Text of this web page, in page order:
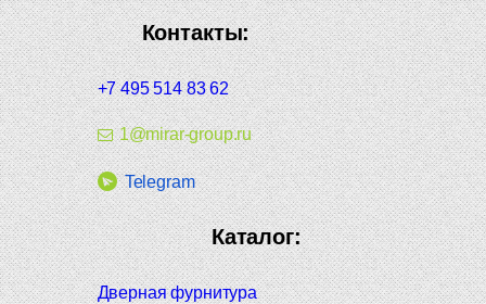
Контакты:
+7 495 514 83 62
1@mirar-group.ru
Telegram
Каталог:
Дверная фурнитура